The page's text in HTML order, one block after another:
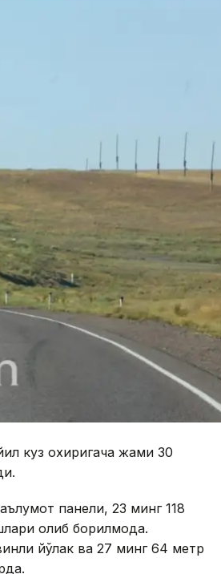
куз охиригача жами 30
панели, 23 минг 118
олиб борилмоқда.
йўлак ва 27 минг 64 метр